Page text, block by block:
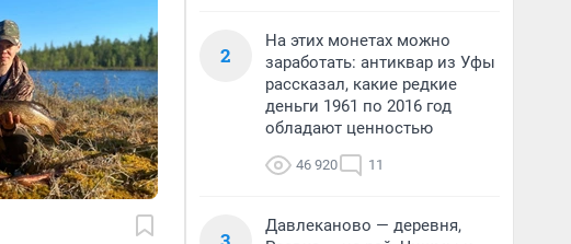
2
На этих монетах можно
заработать: антиквар из Уфы
рассказал, какие редкие
деньги 1961 по 2016 год
обладают ценностью
46 920 11
Давлеканово — деревня,